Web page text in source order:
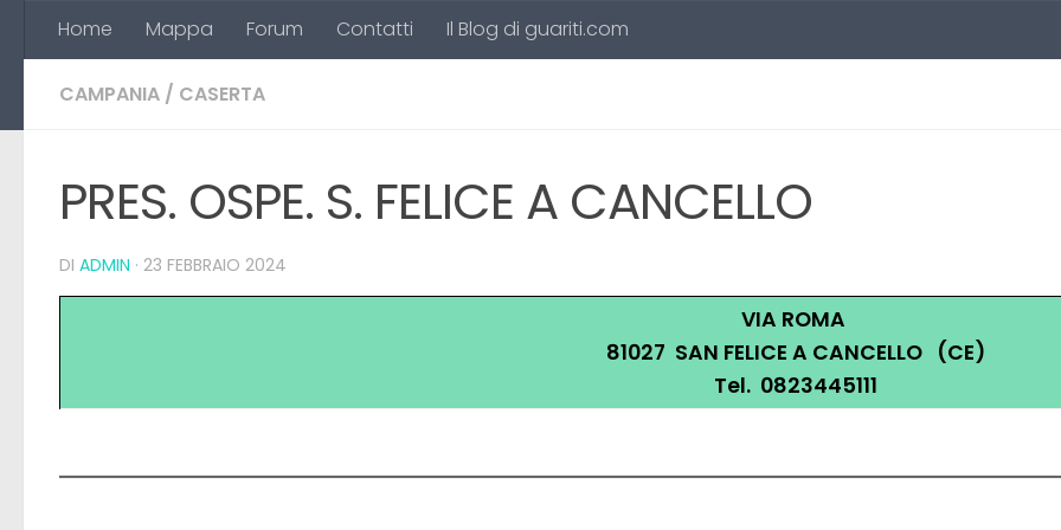
Salta al contenuto
Home Mappa Forum Contatti Il Blog di guariti.com
CAMPANIA / CASERTA
PRES. OSPE. S. FELICE A CANCELLO
DI ADMIN · 23 FEBBRAIO 2024
VIA ROMA
81027 SAN FELICE A CANCELLO (CE)
Tel. 0823445111